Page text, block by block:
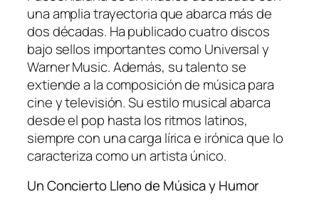
una amplia trayectoria que abarca más de
dos décadas. Ha publicado cuatro discos
bajo sellos importantes como Universal y
Warner Music. Además, su talento se
extiende a la composición de música para
cine y televisión. Su estilo musical abarca
desde el pop hasta los ritmos latinos,
siempre con una carga lírica e irónica que lo
caracteriza como un artista único.
Un Concierto Lleno de Música y Humor